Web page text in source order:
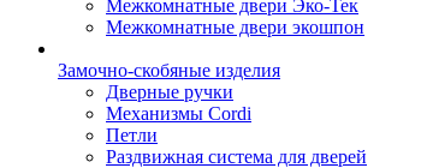
Межкомнатные двери Эко-Тек
Межкомнатные двери экошпон
Замочно-скобяные изделия
Дверные ручки
Механизмы Cordi
Петли
Раздвижная система для дверей